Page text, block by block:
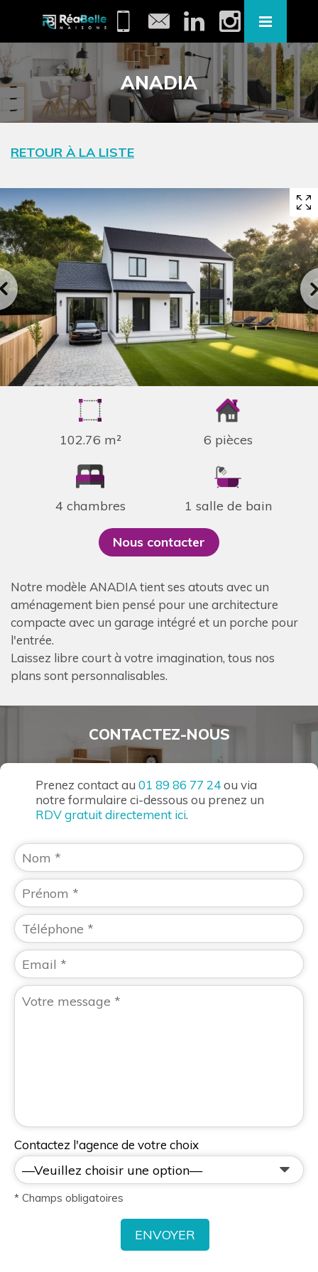
ANADIA
RETOUR À LA LISTE
102.76 m² 6 pièces
4 chambres 1 salle de bain
Nous contacter
Notre modèle ANADIA tient ses atouts avec un
aménagement bien pensé pour une architecture
compacte avec un garage intégré et un porche pour
l'entrée.
Laissez libre court à votre imagination, tous nos
plans sont personnalisables.
CONTACTEZ-NOUS
Prenez contact au 01 89 86 77 24ou via
notre formulaire ci-dessous ou prenez un
RDV gratuit directement ici.
Contactez l'agence de votre choix
* Champs obligatoires